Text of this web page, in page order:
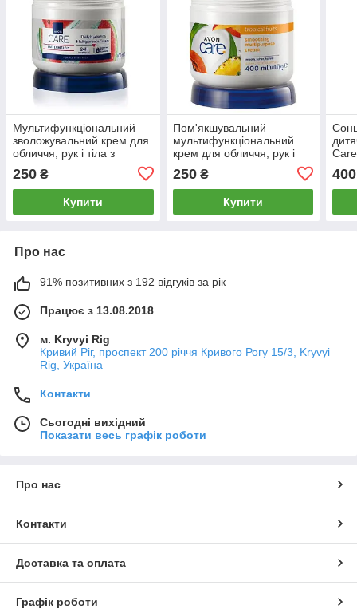
Мультифункціональний
зволожувальний крем для
обличчя, рук і тіла з
мл) AVON CARE
MULTIPURPOSE
250 ₴
Купити
Пом'якшувальний
мультифункціональний
крем для обличчя, рук і
фруктів, Avon Care 400 мл
250₴
Купити
400
Про нас
91% позитивних з 192 відгуків за рік
Працює з 13.08.2018
м. Kryvyi Rig
Кривий Ріг, проспект 200 річчя Кривого Рогу 15/3, Kryvyi
Rig, Україна
Контакти
Сьогодні вихідний
Показати весь графік роботи
Про нас
Контакти
Доставка та оплата
Графік роботи